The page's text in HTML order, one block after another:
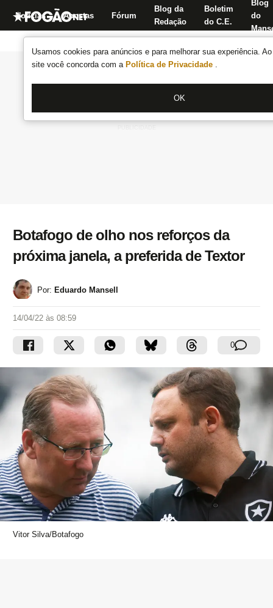
Usamos cookies para anúncios e para melhorar sua experiência.
site você concorda com a Política de Privacidade .
OK
Notícias Apostas Fórum
Blog da
Redação
Boletim
do C.E.
Blog
do
Botafogo de olho nos reforços da
próxima janela, a preferida de Textor
Por: Eduardo Mansell
14/04/22 às 08:59
0
Vitor Silva/Botafogo